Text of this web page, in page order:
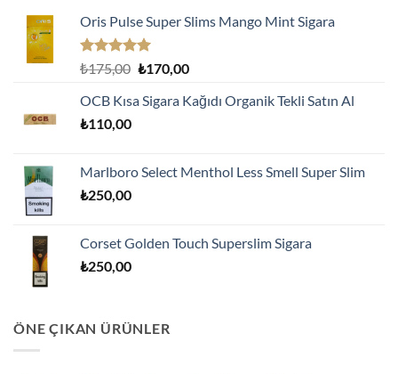
Oris Pulse Super Slims Mango Mint Sigara
5 üzerinden
oy
aldı
₺175,00 Orijinal
₺175,00.
₺170,00Şu
fiyat:
OCB Kısa Sigara Kağıdı Organik Tekli Satın Al
₺110,00
Marlboro Select Menthol Less Smell Super Slim
₺250,00
Corset Golden Touch Superslim Sigara
₺250,00
ÖNE ÇIKAN ÜRÜNLER